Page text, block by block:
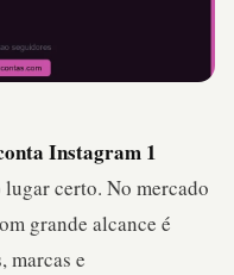
Instagram 1
lugar certo. No mercado
grande alcance é
marcas e